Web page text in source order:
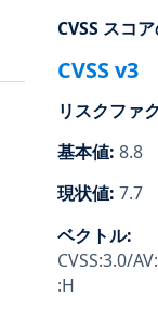
CVSS スコ
CVSS v3
リスクファ
基本値: 8.8
現状値: 7.7
ベクトル:
CVSS:3.0/
:H